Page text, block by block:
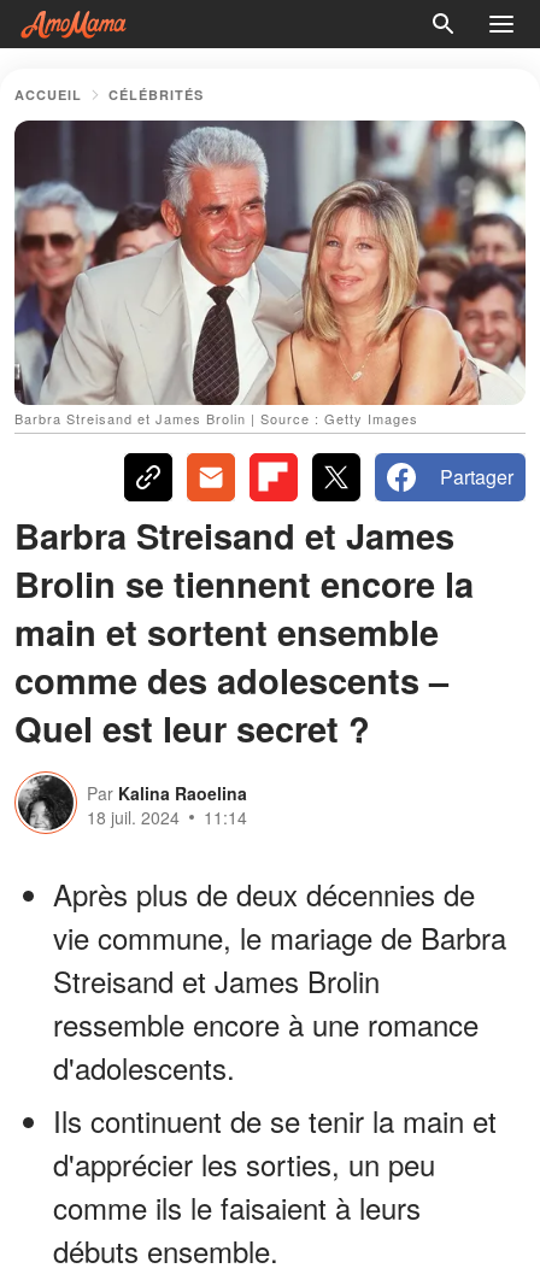
ACCUEIL CÉLÉBRITÉS
Barbra Streisand et James Brolin | Source : Getty Images
Partager
Barbra Streisand et James
Brolin se tiennent encore la
main et sortent ensemble
comme des adolescents –
Quel est leur secret ?
Par Kalina Raoelina
18 juil. 2024
11:14
Après plus de deux décennies de
vie commune, le mariage de Barbra
Streisand et James Brolin
ressemble encore à une romance
d'adolescents.
Ils continuent de se tenir la main et
d'apprécier les sorties, un peu
comme ils le faisaient à leurs
débuts ensemble.